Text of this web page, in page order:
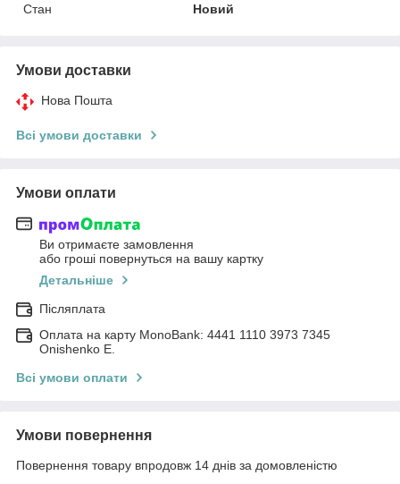
Стан
Новий
Умови доставки
Нова Пошта
Всі умови доставки
Умови оплати
Ви отримаєте замовлення
або гроші повернуться на вашу картку
Детальніше
Післяплата
Оплата на карту MonoBank: 4441 1110 3973 7345
Onishenko E.
Всі умови оплати
Умови повернення
Повернення товару впродовж 14 днів за домовленістю